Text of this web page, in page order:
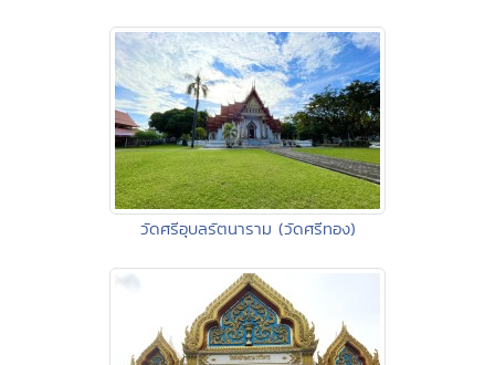
วัดศรีอุบลรัตนาราม (วัดศรีทอง)